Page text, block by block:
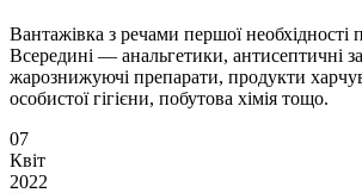
Вантажівка з речами першої необхідності
Всередині — анальгетики, антисептичні
жарознижуючі препарати, продукти
особистої гігієни, побутова хімія тощо.
07
Квіт
2022